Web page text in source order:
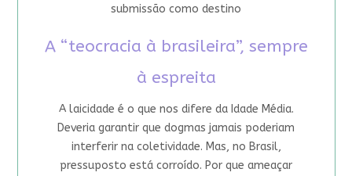
submissão como destino
A “teocracia à brasileira”, sempre
à espreita
A laicidade é o que nos difere da Idade Média.
Deveria garantir que dogmas jamais poderiam
interferir na coletividade. Mas, no Brasil,
pressuposto está corroído. Por que ameaçar